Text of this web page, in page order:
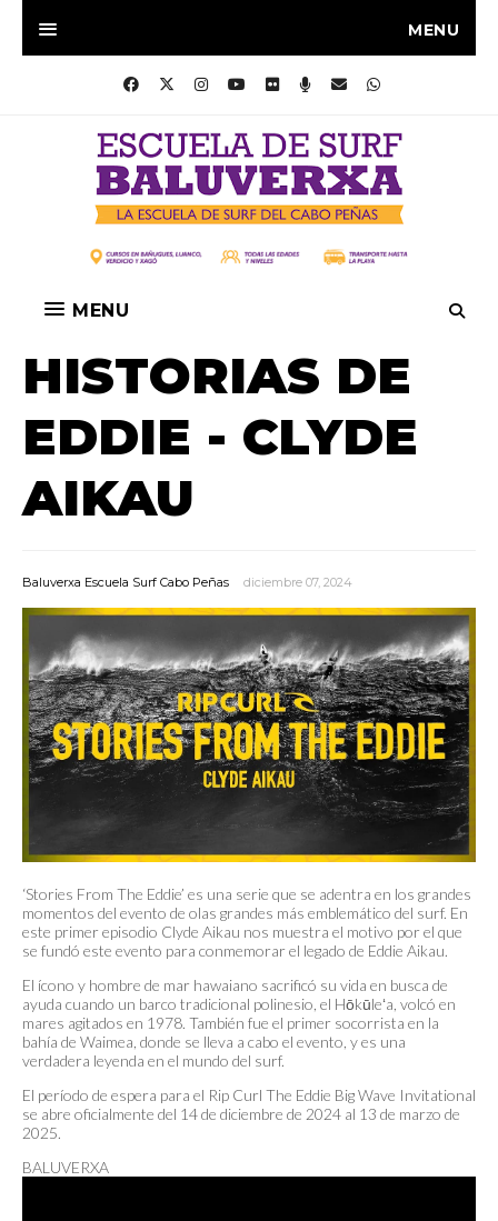
MENU
MENU
HISTORIAS DE
EDDIE - CLYDE
AIKAU
Baluverxa Escuela Surf Cabo Peñas diciembre 07, 2024
‘Stories From The Eddie’ es una serie que se adentra en los grandes
momentos del evento de olas grandes más emblemático del surf. En
este primer episodio Clyde Aikau nos muestra el motivo por el que
se fundó este evento para conmemorar el legado de Eddie Aikau.
El ícono y hombre de mar hawaiano sacrificó su vida en busca de
ayuda cuando un barco tradicional polinesio, el Hōkūleʻa, volcó en
mares agitados en 1978. También fue el primer socorrista en la
bahía de Waimea, donde se lleva a cabo el evento, y es una
verdadera leyenda en el mundo del surf.
El período de espera para el Rip Curl The Eddie Big Wave Invitational
se abre oficialmente del 14 de diciembre de 2024 al 13 de marzo de
2025.
BALUVERXA